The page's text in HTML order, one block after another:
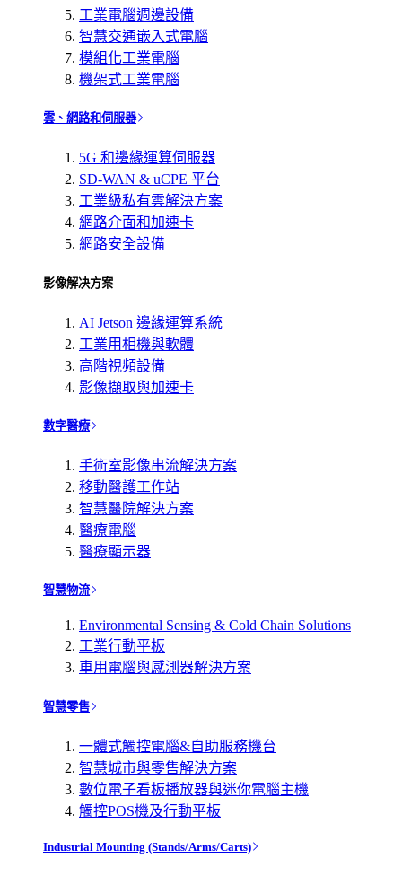
工業電腦週邊設備
智慧交通嵌入式電腦
模組化工業電腦
機架式工業電腦
雲、網路和伺服器
5G 和邊緣運算伺服器
SD-WAN & uCPE 平台
工業級私有雲解決方案
網路介面和加速卡
網路安全設備
影像解决方案
AI Jetson 邊緣運算系統
工業用相機與軟體
高階視頻設備
影像擷取與加速卡
數字醫療
手術室影像串流解決方案
移動醫護工作站
智慧醫院解決方案
醫療電腦
醫療顯示器
智慧物流
Environmental Sensing & Cold Chain Solutions
工業行動平板
車用電腦與感測器解決方案
智慧零售
一體式觸控電腦&自助服務機台
智慧城市與零售解決方案
數位電子看板播放器與迷你電腦主機
觸控POS機及行動平板
Industrial Mounting (Stands/Arms/Carts)